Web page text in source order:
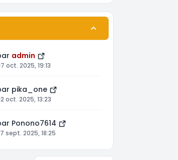
admin
oct. 2025, 19:13
pika_one
oct. 2025, 13:23
Ponono7614
sept. 2025, 18:25